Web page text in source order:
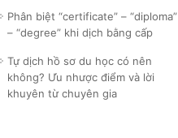
Phân biệt “certificate” – “diploma”
– “degree” khi dịch bằng cấp
Tự dịch hồ sơ du học có nên
không? Ưu nhược điểm và lời
khuyên từ chuyên gia